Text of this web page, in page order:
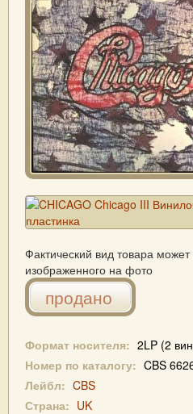
Фактический вид товара может
изображенного на фото
продано
Формат носителя: 2LP (2
Номер по каталогу: CBS
Лейбл: CBS
Страна: UK